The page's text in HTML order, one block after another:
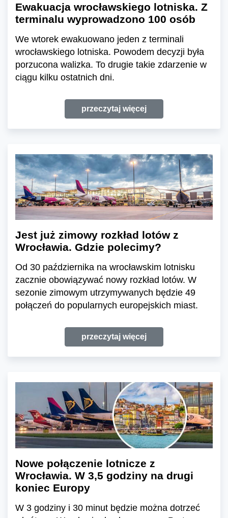
Ewakuacja wrocławskiego lotniska. Z
terminalu wyprowadzono 100 osób
We wtorek ewakuowano jeden z terminali
wrocławskiego lotniska. Powodem decyzji była
porzucona walizka. To drugie takie zdarzenie w
ciągu kilku ostatnich dni.
przeczytaj więcej
Jest już zimowy rozkład lotów z
Wrocławia. Gdzie polecimy?
Od 30 października na wrocławskim lotnisku
zacznie obowiązywać nowy rozkład lotów. W
sezonie zimowym utrzymywanych będzie 49
połączeń do popularnych europejskich miast.
przeczytaj więcej
Nowe połączenie lotnicze z
Wrocławia. W 3,5 godziny na drugi
koniec Europy
W 3 godziny i 30 minut będzie można dotrzeć